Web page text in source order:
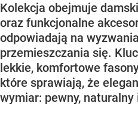
Kolekcja obejmuje
oraz funkcjonalne
odpowiadają na
przemieszczania się.
lekkie, komfortowe
które sprawiają, że
wymiar: pewny, naturalny